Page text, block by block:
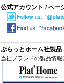
公式アカウント / ペー
ぷらっとホーム社製品
当社ブランドの製品情報